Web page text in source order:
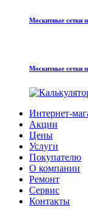
Москитные сетки
Москитные сетки
Интернет-
Акции
Цены
Услуги
Покупателю
О компании
Ремонт
Сервис
Контакты